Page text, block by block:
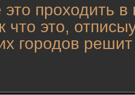
это проходить
что это,
городов